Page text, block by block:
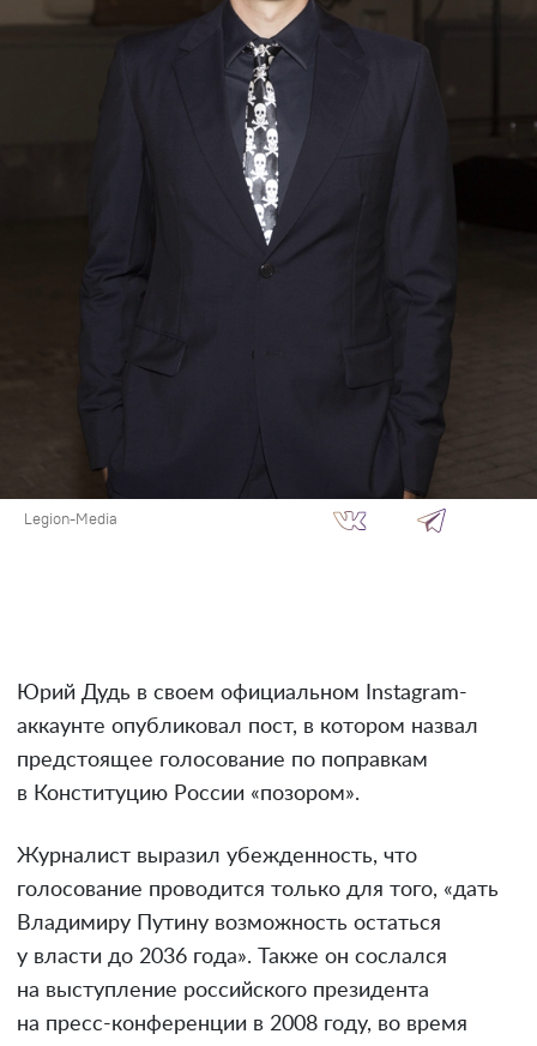
Legion-Media
Юрий Дудь в своем официальном Instagram-
аккаунте опубликовал пост, в котором назвал
предстоящее голосование по поправкам
в Конституцию России «позором».
Журналист выразил убежденность, что
голосование проводится только для того, «дать
Владимиру Путину возможность остаться
у власти до 2036 года». Также он сослался
на выступление российского президента
на пресс-конференции в 2008 году, во время